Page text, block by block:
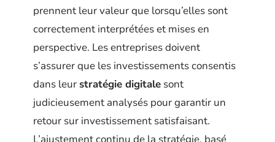
prennent leur valeur que lorsqu’elles sont
correctement interprétées et mises en
perspective. Les entreprises doivent
s’assurer que les investissements consentis
dans leurstratégie digitale sont
judicieusement analysés pour garantir un
retour sur investissement satisfaisant.